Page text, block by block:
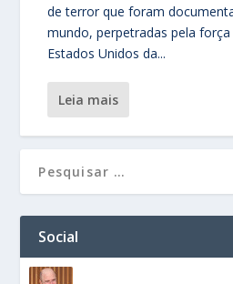
de terror que foram
mundo, perpetradas pela
Estados Unidos da...
leia mais
Social